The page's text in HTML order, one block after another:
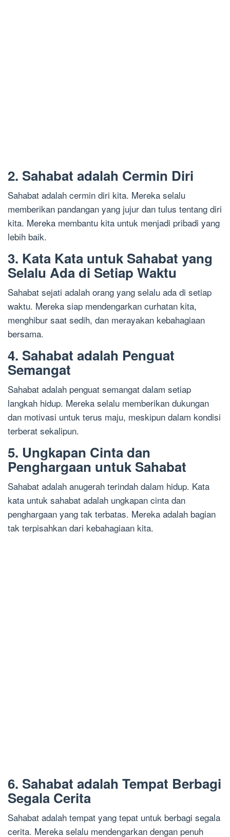
2. Sahabat adalah Cermin Diri
Sahabat adalah cermin diri kita. Mereka selalu
memberikan pandangan yang jujur dan tulus tentang diri
kita. Mereka membantu kita untuk menjadi pribadi yang
lebih baik.
3. Kata Kata untuk Sahabat yang
Selalu Ada di Setiap Waktu
Sahabat sejati adalah orang yang selalu ada di setiap
waktu. Mereka siap mendengarkan curhatan kita,
menghibur saat sedih, dan merayakan kebahagiaan
bersama.
4. Sahabat adalah Penguat
Semangat
Sahabat adalah penguat semangat dalam setiap
langkah hidup. Mereka selalu memberikan dukungan
dan motivasi untuk terus maju, meskipun dalam kondisi
terberat sekalipun.
5. Ungkapan Cinta dan
Penghargaan untuk Sahabat
Sahabat adalah anugerah terindah dalam hidup. Kata
kata untuk sahabat adalah ungkapan cinta dan
penghargaan yang tak terbatas. Mereka adalah bagian
tak terpisahkan dari kebahagiaan kita.
6. Sahabat adalah Tempat Berbagi
Segala Cerita
Sahabat adalah tempat yang tepat untuk berbagi segala
cerita. Mereka selalu mendengarkan dengan penuh